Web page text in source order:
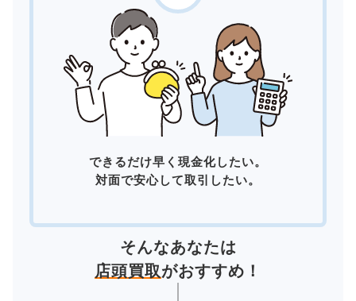
できるだけ早く現金化したい。
対面で安心して取引したい。
そんなあなたは
店頭買取がおすすめ！